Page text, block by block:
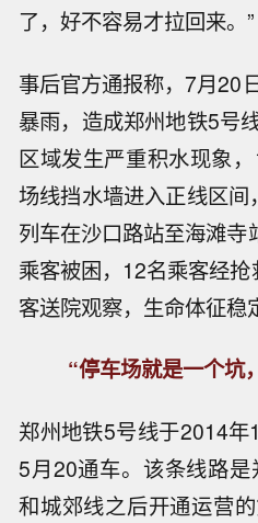
了，好不容易才拉回来。”
事后官方通报称，7月20
暴雨，造成郑州地铁5号
区域发生严重积水现象
场线挡水墙进入正线区
列车在沙口路站至海滩
乘客被困，12名乘客经
客送院观察，生命体征稳
“停车场就是一个坑
郑州地铁5号线于2014
5月20通车。该条线路
和城郊线之后开通运营